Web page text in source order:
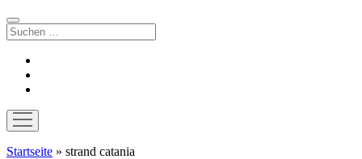
Suchen
Menü
öffnen
Startseite » strand catania